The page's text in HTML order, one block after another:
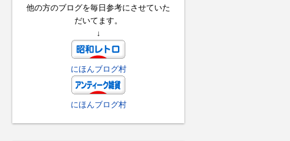
他の方のブログを毎日参考にさせていた
だいてます。
↓
にほんブログ村
にほんブログ村